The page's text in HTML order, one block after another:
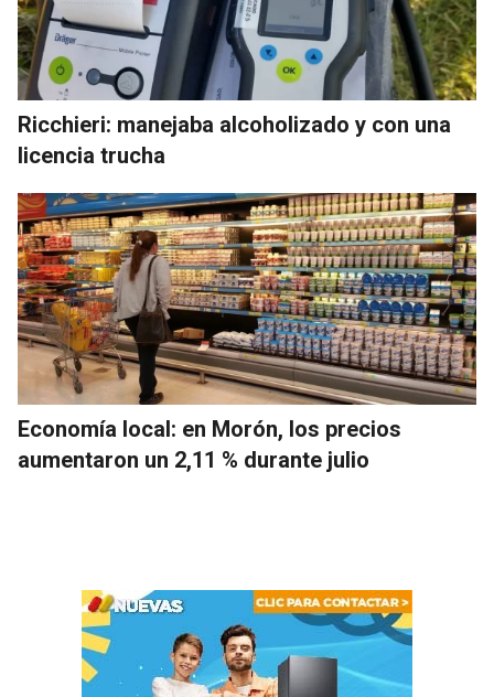
Ricchieri: manejaba alcoholizado y con una
licencia trucha
Economía local: en Morón, los precios
aumentaron un 2,11 % durante julio